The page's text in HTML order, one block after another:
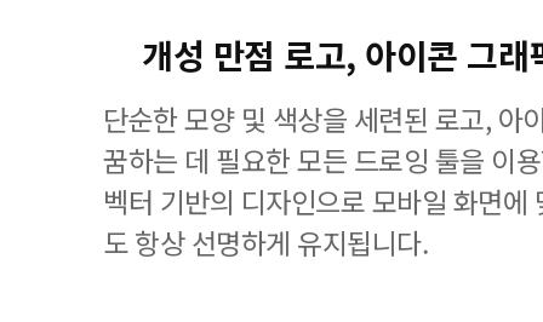
개성 만점 로고, 아이콘 그래
단순한 모양 및 색상을 세련된 로고, 아
꿈하는 데 필요한 모든 드로잉 툴을 이
벡터 기반의 디자인으로 모바일 화면에
도 항상 선명하게 유지됩니다.